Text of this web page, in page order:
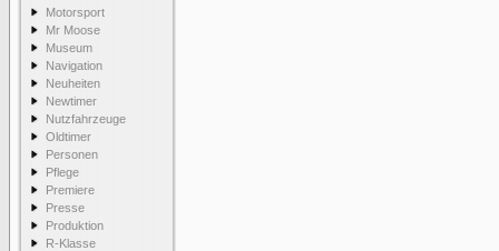
Motorsport
Mr Moose
Museum
Navigation
Neuheiten
Newtimer
Nutzfahrzeuge
Oldtimer
Personen
Pflege
Premiere
Presse
Produktion
R-Klasse